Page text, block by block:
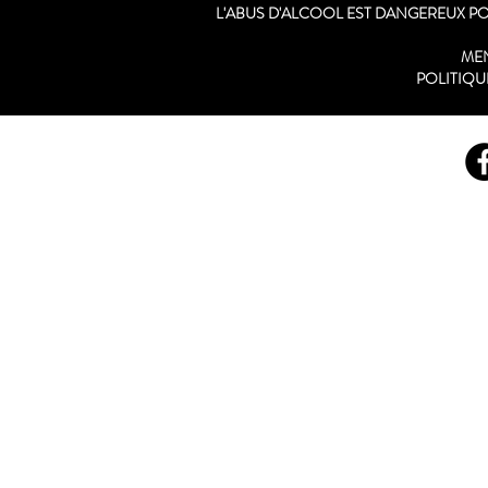
L'ABUS D'ALCOOL EST DANGEREUX